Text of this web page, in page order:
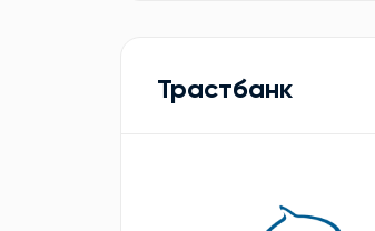
Трастбанк